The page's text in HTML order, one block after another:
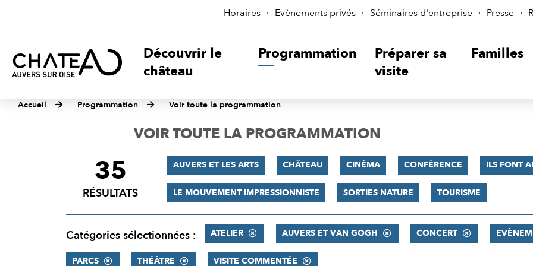
Horaires Evènements privés Séminaires d'entreprise Presse
Découvrir le
château
Programmation
Préparer sa
visite
Familles
Accueil Programmation Voir toute la programmation
VOIR TOUTE LA PROGRAMMATION
FILTRER
RÉSULTATS
35
RÉSULTATS
AUVERS ET LES ARTS CHÂTEAU CINÉMA CONFÉRENCE ILS FONT
LE MOUVEMENT IMPRESSIONNISTE SORTIES NATURE TOURISME
Catégories sélectionnées : ATELIER AUVERS ET VAN GOGH CONCERT
PARCS THÉÂTRE VISITE COMMENTÉE